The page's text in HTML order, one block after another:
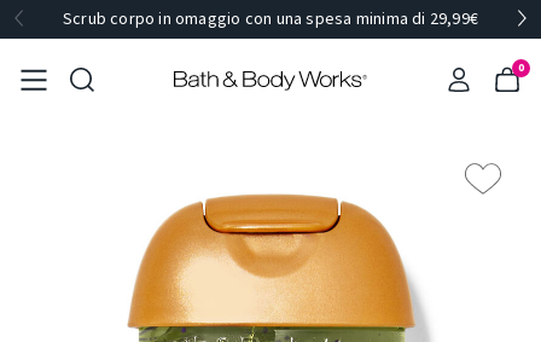
Scrub corpo in omaggio con una spesa minima di 29,99€
0